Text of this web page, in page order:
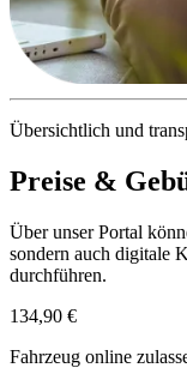
Übersichtlich und
Preise &
Über unser Portal
sondern auch digitale
durchführen.
134,90 €
Fahrzeug online